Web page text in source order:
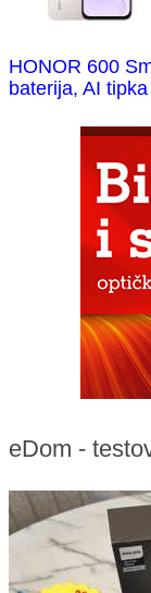
HONOR 600
baterija, AI
eDom -